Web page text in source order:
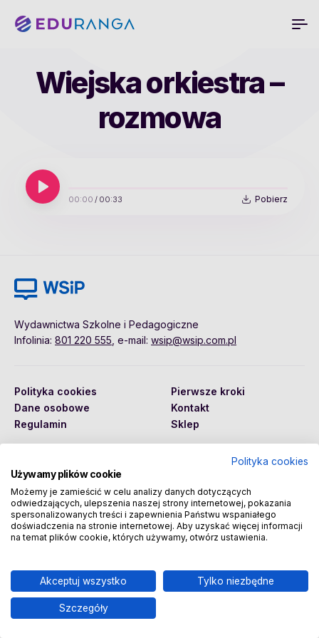
Wiejska orkiestra –
rozmowa
00:00 / 00:33 Pobierz
Wydawnictwa Szkolne i Pedagogiczne
Infolinia: 801 220 555 , e-mail: wsip@wsip.com.pl
Polityka cookies
Dane osobowe
Regulamin
Pierwsze kroki
Kontakt
Sklep
Copyright © 2026 Wydawnictwa Szkolne i Pedagogiczne
Spółka Akcyjna
Polityka cookies
Używamy plików cookie
Możemy je zamieścić w celu analizy danych dotyczących
odwiedzających, ulepszenia naszej strony internetowej, pokazania
spersonalizowanych treści i zapewnienia Państwu wspaniałego
doświadczenia na stronie internetowej. Aby uzyskać więcej informacji
na temat plików cookie, których używamy, otwórz ustawienia.
Akceptuj wszystko Tylko niezbędne
Szczegóły